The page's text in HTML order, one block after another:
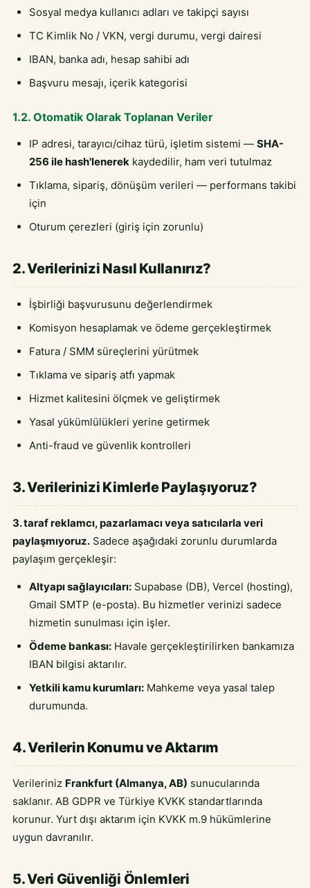
Sosyal medya kullanıcı adları ve takipçi sayısı
TC Kimlik No / VKN, vergi durumu, vergi dairesi
IBAN, banka adı, hesap sahibi adı
Başvuru mesajı, içerik kategorisi
1.2. Otomatik Olarak Toplanan Veriler
IP adresi, tarayıcı/cihaz türü, işletim sistemi — SHA-
256 ile hash'lenerek kaydedilir, ham veri tutulmaz
Tıklama, sipariş, dönüşüm verileri — performans takibi
için
Oturum çerezleri (giriş için zorunlu)
2. Verilerinizi Nasıl Kullanırız?
İşbirliği başvurusunu değerlendirmek
Komisyon hesaplamak ve ödeme gerçekleştirmek
Fatura / SMM süreçlerini yürütmek
Tıklama ve sipariş atfı yapmak
Hizmet kalitesini ölçmek ve geliştirmek
Yasal yükümlülükleri yerine getirmek
Anti-fraud ve güvenlik kontrolleri
3. Verilerinizi Kimlerle Paylaşıyoruz?
3. taraf reklamcı, pazarlamacı veya satıcılarla veri
paylaşmıyoruz. Sadece aşağıdaki zorunlu durumlarda
paylaşım gerçekleşir:
Altyapı sağlayıcıları: Supabase (DB), Vercel (hosting),
Gmail SMTP (e-posta). Bu hizmetler verinizi sadece
hizmetin sunulması için işler.
Ödeme bankası: Havale gerçekleştirilirken bankamıza
IBAN bilgisi aktarılır.
Yetkili kamu kurumları: Mahkeme veya yasal talep
durumunda.
4. Verilerin Konumu ve Aktarım
Verileriniz Frankfurt (Almanya, AB) sunucularında
saklanır. AB GDPR ve Türkiye KVKK standartlarında
korunur. Yurt dışı aktarım için KVKK m.9 hükümlerine
uygun davranılır.
5. Veri Güvenliği Önlemleri